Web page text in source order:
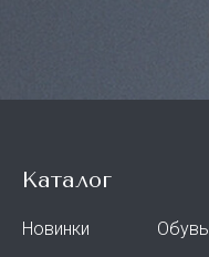
Каталог
Новинки Обувь